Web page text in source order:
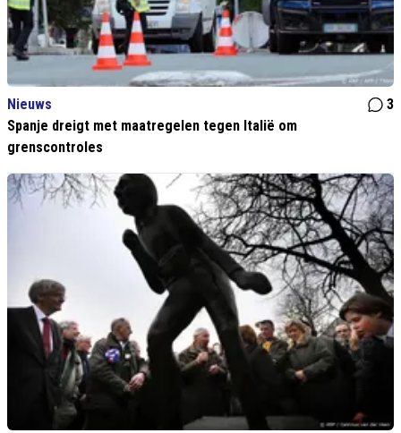
Nieuws
3
Spanje dreigt met maatregelen tegen Italië om
grenscontroles